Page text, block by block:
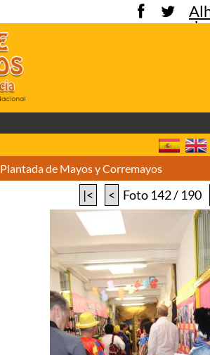
de
Plantada de Mayos y Corremayos
|< < Foto 142 / 190